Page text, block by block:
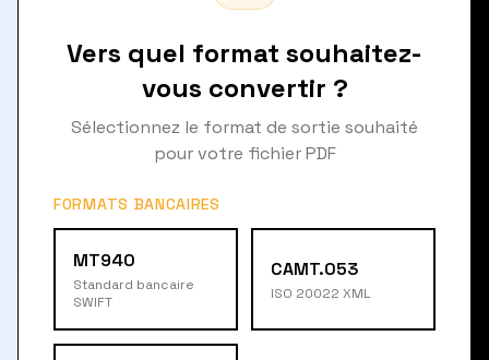
Vers quel format souhaitez-
vous convertir ?
Sélectionnez le format de sortie souhaité
pour votre fichier PDF
FORMATS BANCAIRES
MT940
Standard bancaire
SWIFT
CAMT.053
ISO 20022 XML